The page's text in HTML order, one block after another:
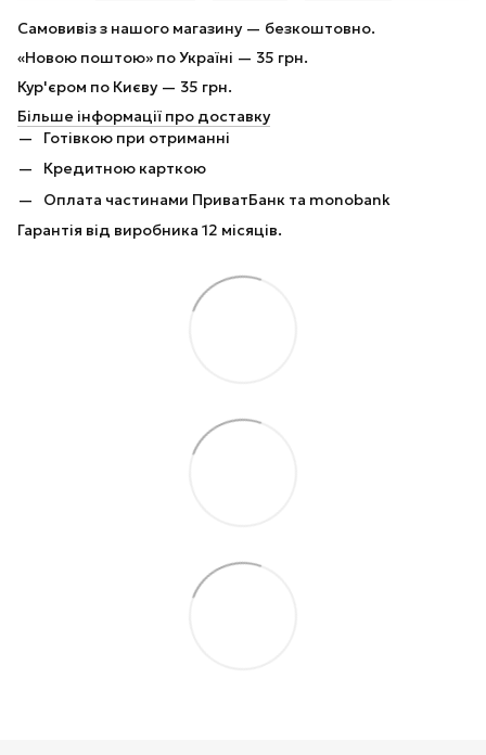
Самовивіз з нашого магазину — безкоштовно.
«Новою поштою» по Україні — 35 грн.
Кур'єром по Києву — 35 грн.
Більше інформації про доставку
Готівкою при отриманні
Кредитною карткою
Оплата частинами ПриватБанк та monobank
Гарантія від виробника 12 місяців.